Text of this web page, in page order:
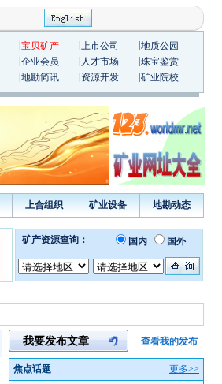
宝贝矿产 上市公司
地质公园
企业会员 人才市场
珠宝鉴赏
地勘简讯 资源开发 矿业院校
上合组织 矿业设备 地勘动态
我要发布文章 查看我的发布
焦点话题
更多>>